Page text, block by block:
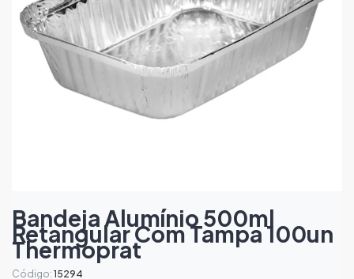
Bandeja Alumínio 500ml
Retangular Com Tampa 100un
Thermoprat
Código: 15294